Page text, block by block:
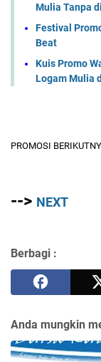
Mulia Tanpa
Festival
Beat
Kuis Promo
Logam Mulia
PROMOSI
--> NEXT
Berbagi :
Anda mungkin